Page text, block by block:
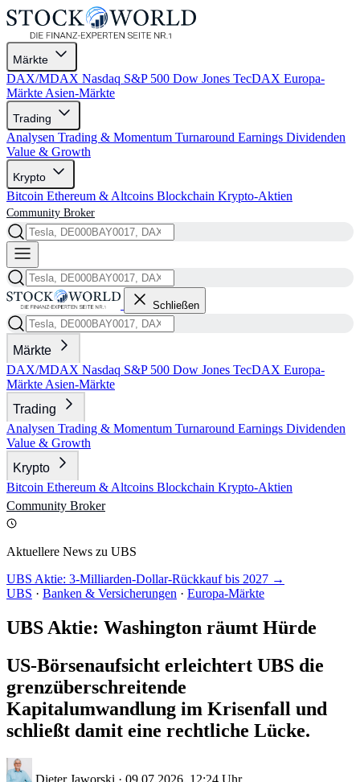
Märkte
DAX/MDAX Nasdaq S&P 500 Dow Jones TecDAX Europa-
Märkte Asien-Märkte
Trading
Analysen Trading & Momentum Turnaround Earnings Dividenden
Value & Growth
Krypto
Bitcoin Ethereum & Altcoins Blockchain Krypto-Aktien
Community Broker
Schließen
Märkte
DAX/MDAX Nasdaq S&P 500 Dow Jones TecDAX Europa-
Märkte Asien-Märkte
Trading
Analysen Trading & Momentum Turnaround Earnings Dividenden
Value & Growth
Krypto
Bitcoin Ethereum & Altcoins Blockchain Krypto-Aktien
Community Broker
Aktuellere News zu UBS
UBS Aktie: 3-Milliarden-Dollar-Rückkauf bis 2027 →
UBS · Banken & Versicherungen · Europa-Märkte
UBS Aktie: Washington räumt Hürde
US-Börsenaufsicht erleichtert UBS die
grenzüberschreitende
Kapitalumwandlung im Krisenfall und
schließt damit eine rechtliche Lücke.
Dieter Jaworski · 09.07.2026, 12:24 Uhr